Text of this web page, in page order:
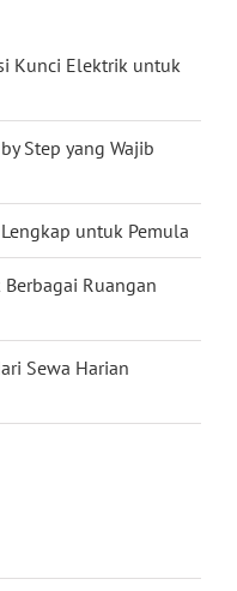
Kunci Elektrik untuk
Step yang Wajib
untuk Pemula
Ruangan
Sewa Harian